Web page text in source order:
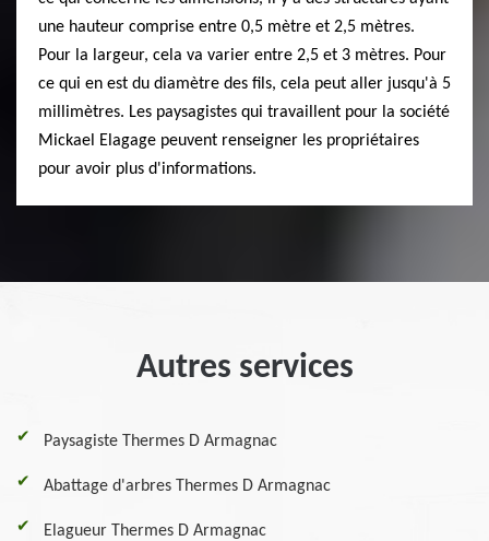
une hauteur comprise entre 0,5 mètre et 2,5 mètres.
Pour la largeur, cela va varier entre 2,5 et 3 mètres. Pour
ce qui en est du diamètre des fils, cela peut aller jusqu'à 5
millimètres. Les paysagistes qui travaillent pour la société
Mickael Elagage peuvent renseigner les propriétaires
pour avoir plus d'informations.
Autres services
Paysagiste Thermes D Armagnac
Abattage d'arbres Thermes D Armagnac
Elagueur Thermes D Armagnac